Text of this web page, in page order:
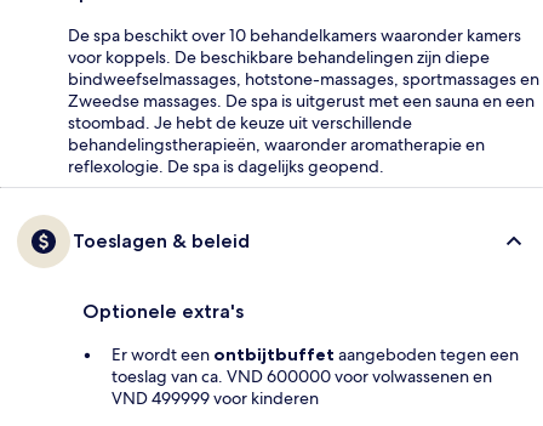
De spa beschikt over 10 behandelkamers waaronder kamers
voor koppels. De beschikbare behandelingen zijn diepe
bindweefselmassages, hotstone-massages, sportmassages en
Zweedse massages. De spa is uitgerust met een sauna en een
stoombad. Je hebt de keuze uit verschillende
behandelingstherapieën, waaronder aromatherapie en
reflexologie. De spa is dagelijks geopend.
Toeslagen & beleid
Optionele extra's
Er wordt een ontbijtbuffet aangeboden tegen een
toeslag van ca. VND 600000 voor volwassenen en
VND 499999 voor kinderen